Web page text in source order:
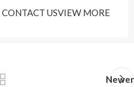
VIEW MORE
CONTACT US
Newer